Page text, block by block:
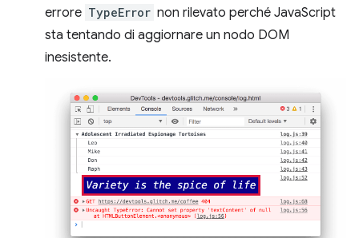
errore TypeError non rilevato perché JavaScript
sta tentando di aggiornare un nodo DOM
inesistente.